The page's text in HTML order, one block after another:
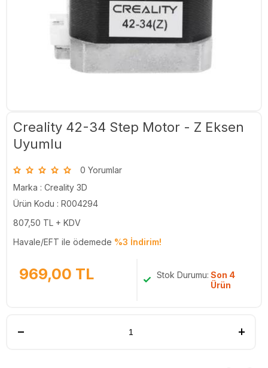
Creality 42-34 Step Motor - Z Eksen
Uyumlu
0 Yorumlar
Marka : Creality 3D
Ürün Kodu : R004294
807,50 TL + KDV
Havale/EFT ile ödemede %3 İndirim!
969,00 TL Stok Durumu: Son 4
Ürün